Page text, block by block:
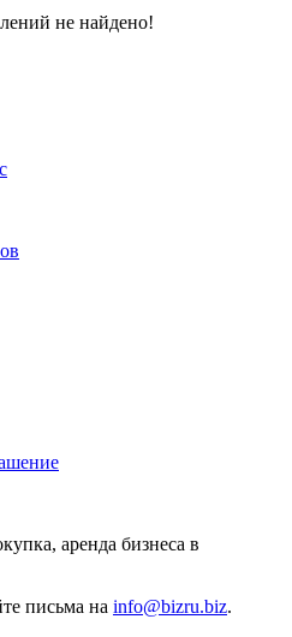
не найдено!
аренда бизнеса в
письма на info@bizru.biz.